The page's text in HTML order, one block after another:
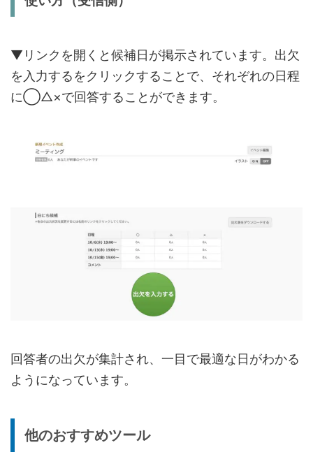
▼リンクを開くと候補日が掲示されています。出欠
を入力するをクリックすることで、それぞれの日程
に◯△×で回答することができます。
回答者の出欠が集計され、一目で最適な日がわかる
ようになっています。
他のおすすめツール